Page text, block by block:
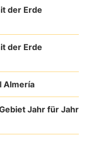
der Erde
der Erde
Almería
Jahr für Jahr